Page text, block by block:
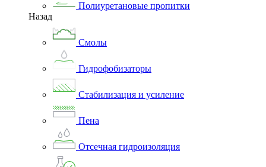
Полиуретановые пропитки
Назад
Смолы
Гидрофобизаторы
Стабилизация и усиление
Пена
Отсечная гидроизоляция